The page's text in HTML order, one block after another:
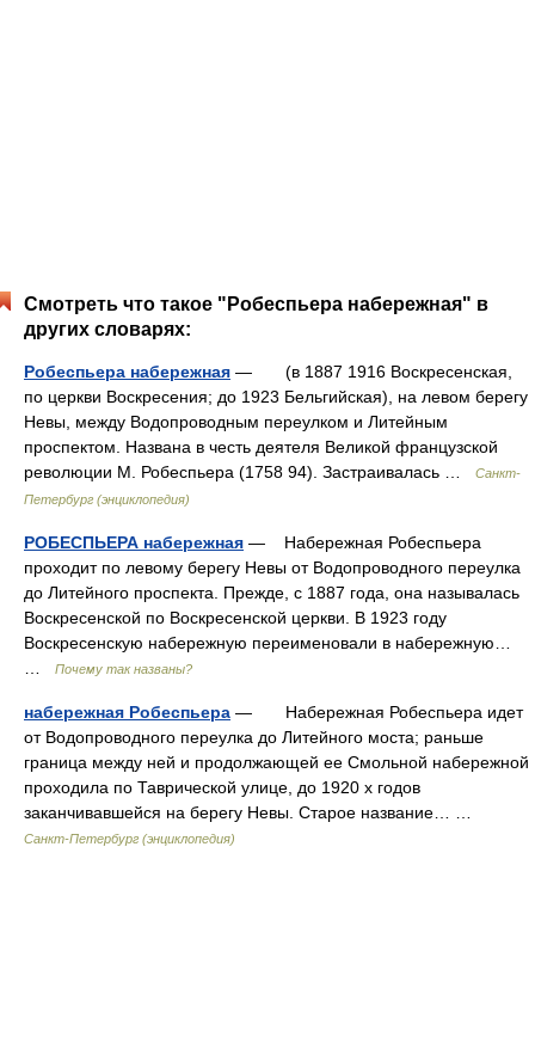
Смотреть что такое "Робеспьера набережная" в
других словарях:
Робеспьера набережная — (в 1887 1916 Воскресенская,
по церкви Воскресения; до 1923 Бельгийская), на левом берегу
Невы, между Водопроводным переулком и Литейным
проспектом. Названа в честь деятеля Великой французской
революции М. Робеспьера (1758 94). Застраивалась …
Санкт-
Петербург (энциклопедия)
РОБЕСПЬЕРА набережная — Набережная Робеспьера
проходит по левому берегу Невы от Водопроводного переулка
до Литейного проспекта. Прежде, с 1887 года, она называлась
Воскресенской по Воскресенской церкви. В 1923 году
Воскресенскую набережную переименовали в набережную…
Почему так названы?
набережная Робеспьера — Набережная Робеспьера идет
от Водопроводного переулка до Литейного моста; раньше
граница между ней и продолжающей ее Смольной набережной
проходила по Таврической улице, до 1920 х годов
заканчивавшейся на берегу Невы. Старое название… …
Санкт-Петербург (энциклопедия)